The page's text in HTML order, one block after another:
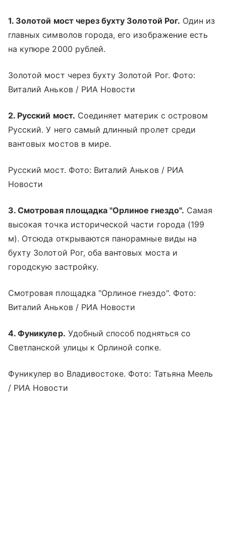
1. Золотой мост через бухту Золотой Рог. Один из
главных символов города, его изображение есть
на купюре 2000 рублей.
Золотой мост через бухту Золотой Рог. Фото:
Виталий Аньков / РИА Новости
2. Русский мост. Соединяет материк с островом
Русский. У него самый длинный пролет среди
вантовых мостов в мире.
Русский мост. Фото: Виталий Аньков / РИА
Новости
3. Смотровая площадка "Орлиное гнездо". Самая
высокая точка исторической части города (199
м). Отсюда открываются панорамные виды на
бухту Золотой Рог, оба вантовых моста и
городскую застройку.
Смотровая площадка "Орлиное гнездо". Фото:
Виталий Аньков / РИА Новости
4. Фуникулер. Удобный способ подняться со
Светланской улицы к Орлиной сопке.
Фуникулер во Владивостоке. Фото: Татьяна Меель
/ РИА Новости